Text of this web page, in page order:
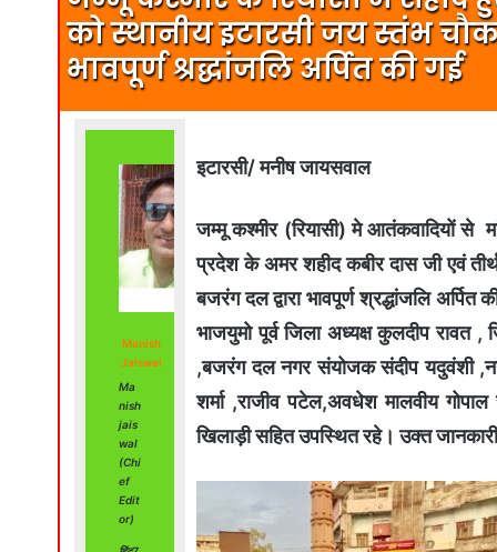
को स्थानीय इटारसी जय स्तंभ चौक
भावपूर्ण श्रद्धांजलि अर्पित की गई
Manish
Jaiswal
Ma
nish
jais
wal
(Chi
ef
Edit
or)
इटारसी/ मनीष जायसवाल
जम्मू कश्मीर (रियासी) मे आतंकवादियों से
प्रदेश के अमर शहीद कबीर दास जी एवं
बजरंग दल द्वारा भावपूर्ण श्रद्धांजलि
भाजयुमो पूर्व जिला अध्यक्ष कुलदीप रावत
,बजरंग दल नगर संयोजक संदीप यदुवंशी
शर्मा ,राजीव पटेल,अवधेश मालवीय
खिलाड़ी सहित उपस्थित रहे। उक्त जानकारी